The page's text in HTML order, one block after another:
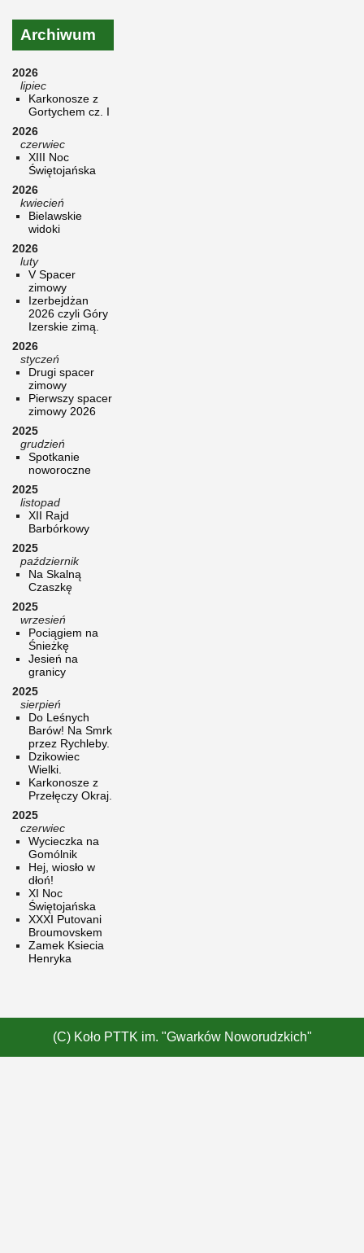
Archiwum
2026
lipiec
Karkonosze z
Gortychem cz. I
2026
czerwiec
XIII Noc
Świętojańska
2026
kwiecień
Bielawskie
widoki
2026
luty
V Spacer
zimowy
Izerbejdżan
2026 czyli Góry
Izerskie zimą.
2026
styczeń
Drugi spacer
zimowy
Pierwszy spacer
zimowy 2026
2025
grudzień
Spotkanie
noworoczne
2025
listopad
XII Rajd
Barbórkowy
2025
październik
Na Skalną
Czaszkę
2025
wrzesień
Pociągiem na
Śnieżkę
Jesień na
granicy
2025
sierpień
Do Leśnych
Barów! Na Smrk
przez Rychleby.
Dzikowiec
Wielki.
Karkonosze z
Przełęczy Okraj.
2025
czerwiec
Wycieczka na
Gomólnik
Hej, wiosło w
dłoń!
XI Noc
Świętojańska
XXXI Putovani
Broumovskem
Zamek Ksiecia
Henryka
(C) Koło PTTK im. "Gwarków Noworudzkich"